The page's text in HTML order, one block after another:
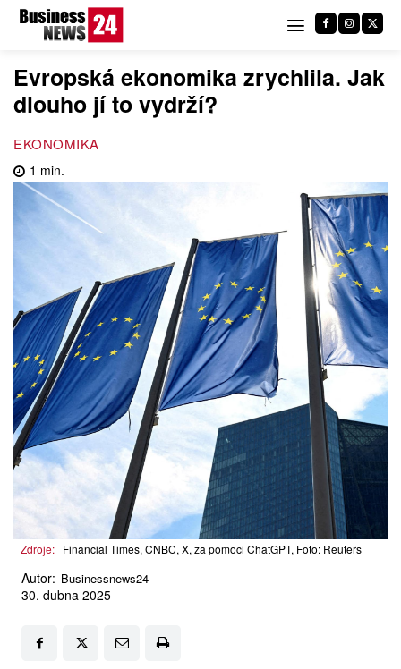
Evropská ekonomika zrychlila. Jak
dlouho jí to vydrží?
EKONOMIKA
1 min.
Zdroje: Financial Times, CNBC, X, za pomoci ChatGPT, Foto: Reuters
Autor: Businessnews24
30. dubna 2025